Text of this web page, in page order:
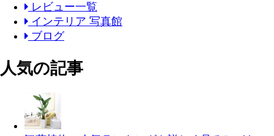
レビュー一覧
インテリア 写真館
ブログ
人気の記事